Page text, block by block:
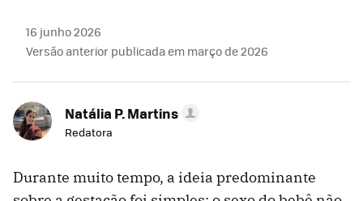
16 junho 2026
Versão anterior publicada em março de 2026
Natália P. Martins
Redatora
Durante muito tempo, a ideia predominante